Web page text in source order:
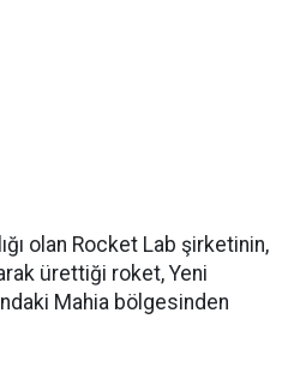
olan Rocket Lab şirketinin,
ürettiği roket, Yeni
Mahia bölgesinden